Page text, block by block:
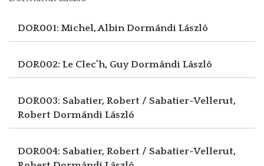
DOR001: Michel, AlbinDormándi László
DOR002: Le Clec’h, GuyDormándi László
DOR003: Sabatier, Robert / Sabatier-Vellerut,
Robert Dormándi László
DOR004: Sabatier, Robert / Sabatier-Vellerut,